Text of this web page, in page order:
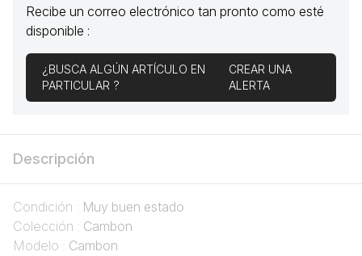
Recibe un correo electrónico tan pronto como esté
disponible :
¿BUSCA ALGÚN ARTÍCULO EN
PARTICULAR ?
CREAR UNA
ALERTA
Descripción
Condición : Muy buen estado
Colección : Cambon
Modelo : Cambon